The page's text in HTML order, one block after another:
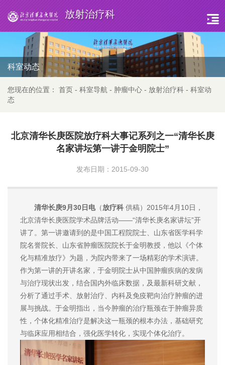
放射治疗科
科室动态
您现在的位置： 首页 - 科室导航 - 肿瘤中心 - 放射治疗科 - 科室动
态
北京清华长庚医院放疗科大事记系列之一“清华长庚
名家讲坛第一讲于金明院士”
发布日期：2015-09-30
清华长庚9月30日电（放疗科 供稿）2015年4月10日，
北京清华长庚医院学术品牌活动——“清华长庚名家讲坛”开
讲了。第一讲邀请到的是中国工程院院士、山东省医学科学
院名誉院长、山东省肿瘤医院院长于金明教授，他以《个体
化与精准放疗》为题，为院内带来了一场精彩的学术演讲。
作为第一讲的开讲名家，于金明院士从中国肿瘤疾病的发病
与治疗现状出发，结合国内外临床数据，及最新科研文献，
分析了通过手术、放射治疗、内科及免疫靶向治疗肿瘤的进
展与挑战。于金明指出，当今肿瘤的治疗瓶颈在于肿瘤异质
性，个体化精准治疗是解决这一瓶颈的根本办法，基础研究
与临床应用相结合，强化医学转化，实现个体化治疗。